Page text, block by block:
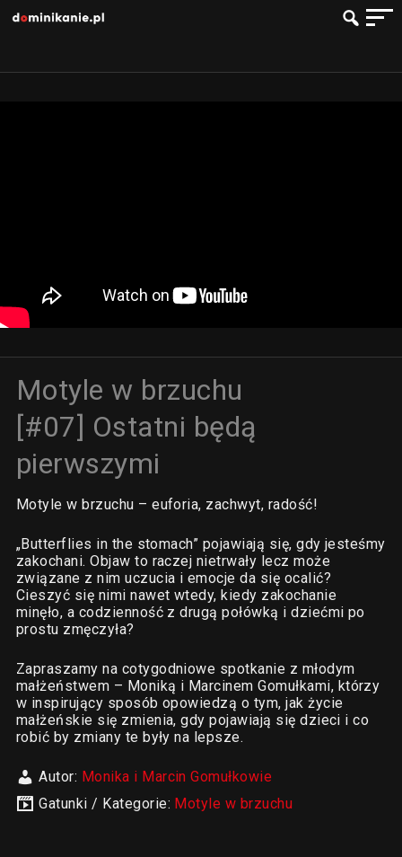
Motyle w brzuchu
[#07] Ostatni będą
pierwszymi
Motyle w brzuchu – euforia, zachwyt, radość!
„Butterflies in the stomach” pojawiają się, gdy jesteśmy
zakochani. Objaw to raczej nietrwały lecz może
związane z nim uczucia i emocje da się ocalić?
Cieszyć się nimi nawet wtedy, kiedy zakochanie
minęło, a codzienność z drugą połówką i dziećmi po
prostu zmęczyła?
Zapraszamy na cotygodniowe spotkanie z młodym
małżeństwem – Moniką i Marcinem Gomułkami, którzy
w inspirujący sposób opowiedzą o tym, jak życie
małżeńskie się zmienia, gdy pojawiają się dzieci i co
robić by zmiany te były na lepsze.
Autor: Monika i Marcin Gomułkowie
Gatunki / Kategorie: Motyle w brzuchu